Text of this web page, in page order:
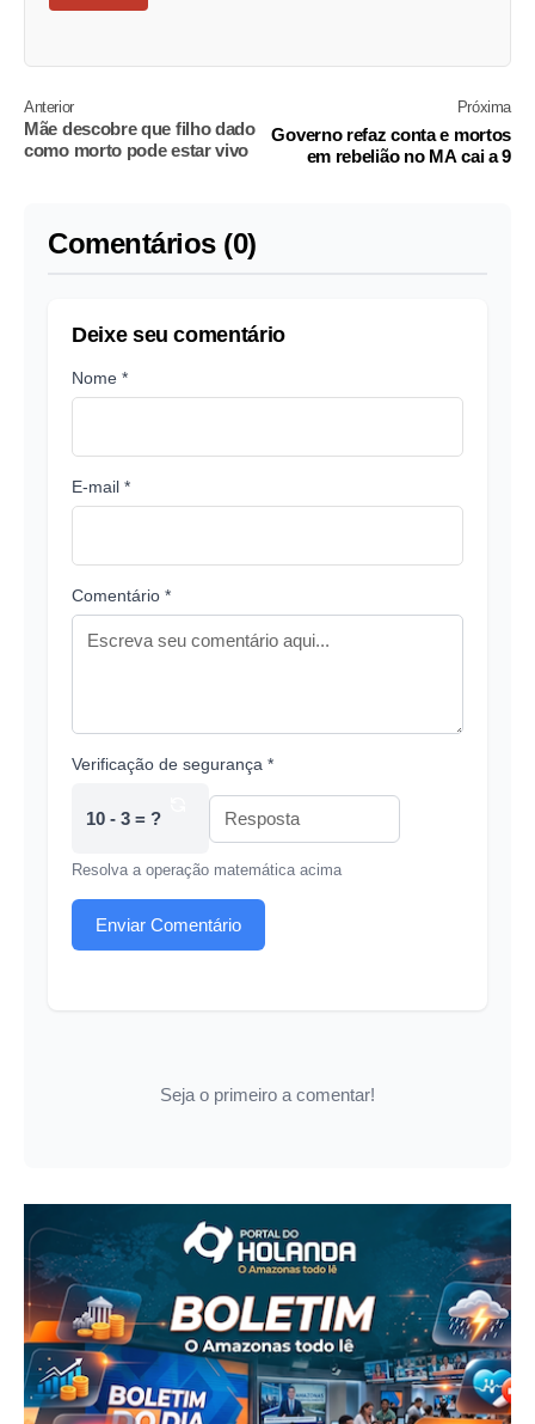
Anterior
Mãe descobre que filho dado
como morto pode estar vivo
Próxima
Governo refaz conta e mortos
em rebelião no MA cai a 9
Comentários (0)
Deixe seu comentário
Nome *
E-mail *
Comentário *
Verificação de segurança *
10 - 3 = ?
Resolva a operação matemática acima
Enviar Comentário
Seja o primeiro a comentar!